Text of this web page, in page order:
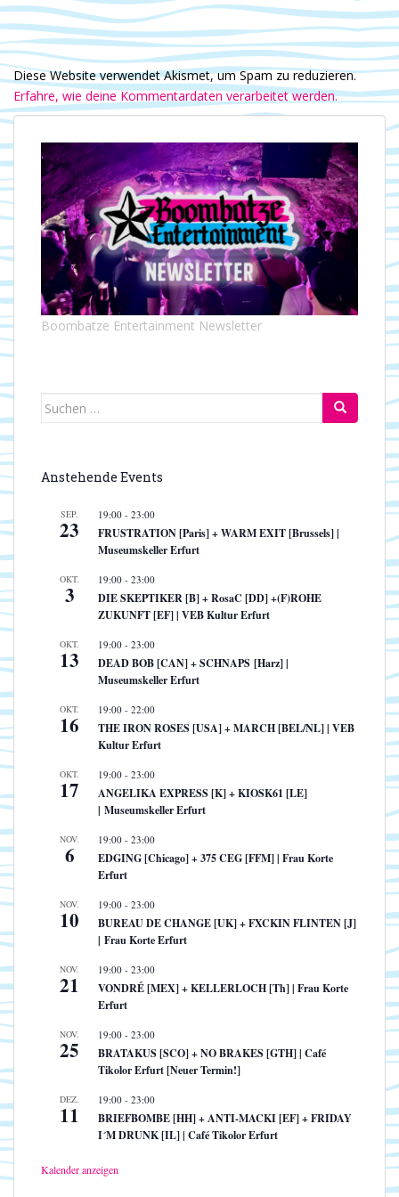
Diese Website verwendet Akismet, um Spam zu reduzieren.
Erfahre, wie deine Kommentardaten verarbeitet werden.
Boombatze Entertainment Newsletter
Suchen
Anstehende Events
SEP.
23
19:00 - 23:00
FRUSTRATION [Paris] + WARM EXIT [Brussels] |
Museumskeller Erfurt
OKT.
3
19:00 - 23:00
DIE SKEPTIKER [B] + RosaC [DD] +(F)ROHE
ZUKUNFT [EF] | VEB Kultur Erfurt
OKT.
13
19:00 - 23:00
DEAD BOB [CAN] + SCHNAPS [Harz] |
Museumskeller Erfurt
OKT.
16
19:00 - 22:00
THE IRON ROSES [USA] + MARCH [BEL/NL] | VEB
Kultur Erfurt
OKT.
17
19:00 - 23:00
ANGELIKA EXPRESS [K] + KIOSK61 [LE]
| Museumskeller Erfurt
NOV.
6
19:00 - 23:00
EDGING [Chicago] + 375 CEG [FFM] | Frau Korte
Erfurt
NOV.
10
19:00 - 23:00
BUREAU DE CHANGE [UK] + FXCKIN FLINTEN [J]
| Frau Korte Erfurt
NOV.
21
19:00 - 23:00
VONDRÉ [MEX] + KELLERLOCH [Th] | Frau Korte
Erfurt
NOV.
25
19:00 - 23:00
BRATAKUS [SCO] + NO BRAKES [GTH] | Café
Tikolor Erfurt [Neuer Termin!]
DEZ.
11
19:00 - 23:00
BRIEFBOMBE [HH] + ANTI-MACKI [EF] + FRIDAY
I´M DRUNK [IL] | Café Tikolor Erfurt
Kalender anzeigen